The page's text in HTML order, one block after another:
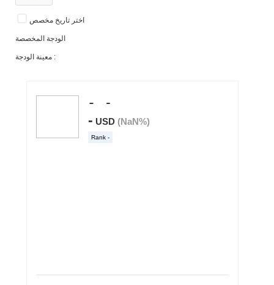
اختر تاريخ مخصص
الودجة المخصصة
معينة الودجة :